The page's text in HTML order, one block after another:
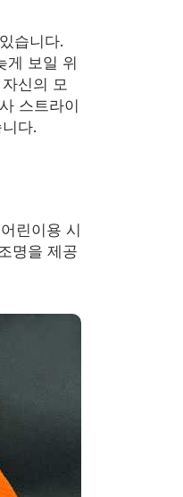
습니다.
게 보일 위
신의 모
스트라이
다.
린이용 시
명을 제공